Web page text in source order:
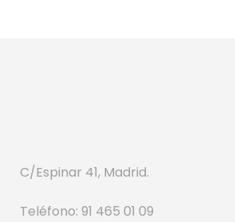
C/Espinar 41, Madrid.
Teléfono: 91 465 01 09